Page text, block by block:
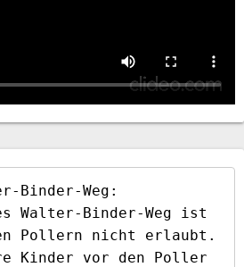
Binder-Weg:
Walter-Binder-Weg ist
Pollern nicht erlaubt.
Kinder vor den Poller